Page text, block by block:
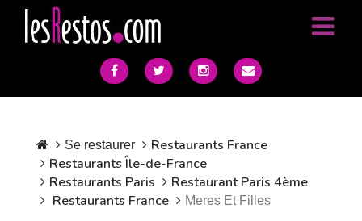
Se restaurer
Restaurants France
Restaurants Île-de-France
Restaurants Paris
Restaurant Paris 4ème
Restaurants France
Meres Et Filles